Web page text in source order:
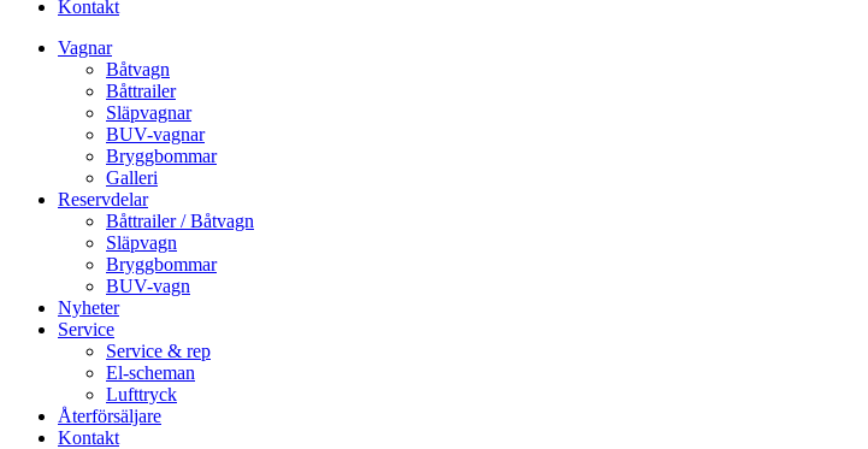
Kontakt
Vagnar
Båtvagn
Båttrailer
Släpvagnar
BUV-vagnar
Bryggbommar
Galleri
Reservdelar
Båttrailer / Båtvagn
Släpvagn
Bryggbommar
BUV-vagn
Nyheter
Service
Service & rep
El-scheman
Lufttryck
Återförsäljare
Kontakt